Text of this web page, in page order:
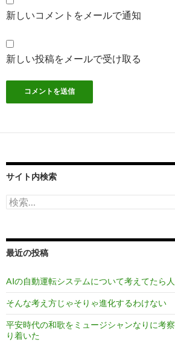
新しいコメントをメールで通知
新しい投稿をメールで受け取る
サイト内検索
検
索:
最近の投稿
AIの自動運転システムについて考えてたら
そんな考え方じゃそりゃ進化するわけない
平安時代の和歌をミュージシャンなりに考
り着いた